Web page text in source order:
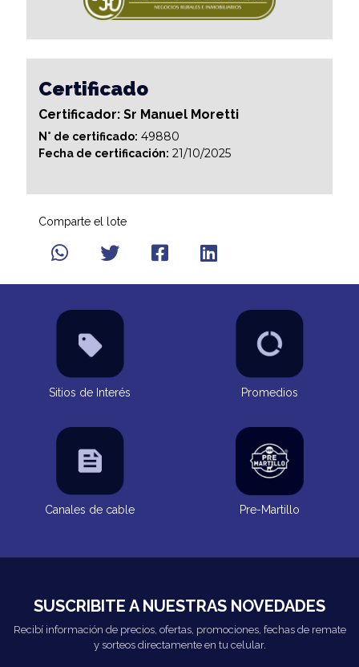
Certificado
Certificador: Sr Manuel Moretti
N° de certificado: 49880
Fecha de certificación: 21/10/2025
Comparte el lote
Sitios de Interés Promedios
Canales de cable Pre-Martillo
SUSCRIBITE A NUESTRAS NOVEDADES
Recibí información de precios, ofertas, promociones, fechas de remate
y sorteos directamente en tu celular.